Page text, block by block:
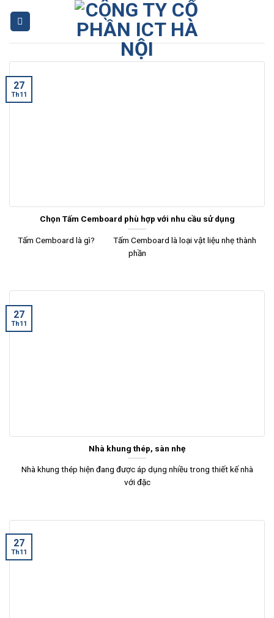
Chọn Tấm Cemboard phù hợp với nhu cầu sử dụng
Tấm Cemboard là gì? Tấm Cemboard là loại vật liệu nhẹ thành
phần
27
Th11
Nhà khung thép, sàn nhẹ
Nhà khung thép hiện đang được áp dụng nhiều trong thiết kế nhà
với đặc
27
Th11
27
Th11